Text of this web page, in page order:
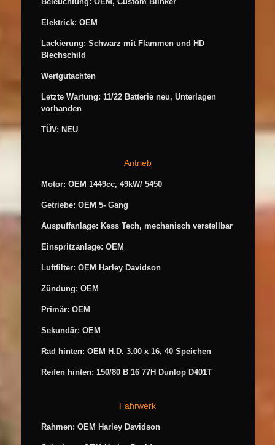
Elektrick: OEM
Lackierung: Schwarz mit Flammen und HD
Blechschild
Wertgutachten
Letzte Wartung: 11/22 Batterie neu, Unterlagen
vorhanden
TÜV: NEU
Antrieb
Motor: OEM 1449cc, 49kW/ 5450
Getriebe: OEM 5- Gang
Auspuffanlage: Kess Tech, mechanisch verstellbar
Einspritzanlage: OEM
Luftfilter: OEM Harley Davidson
Zündung: OEM
Primär: OEM
Sekundär: OEM
Rad hinten: OEM H.D. 3.00 x 16, 40 Speichen
Reifen hinten: 150/80 B 16 77H Dunlop D401T
Fahrwerk
Rahmen: OEM Harley Davidson